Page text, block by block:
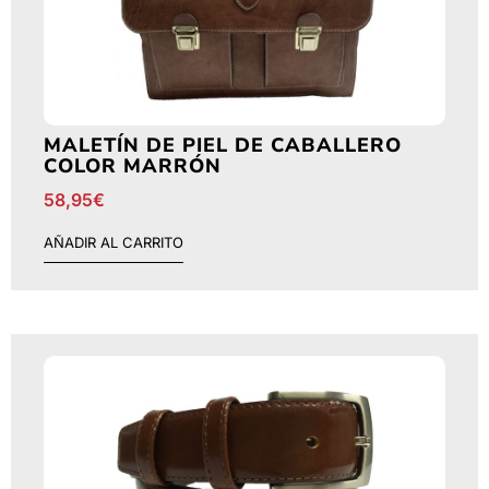
MALETÍN DE PIEL DE CABALLERO
COLOR MARRÓN
58,95€
AÑADIR AL CARRITO